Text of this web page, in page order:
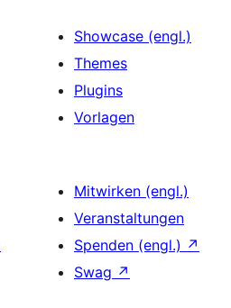
Showcase (engl.)
Themes
Plugins
Vorlagen
Mitwirken (engl.)
Veranstaltungen
Spenden (engl.) ↗
Swag ↗